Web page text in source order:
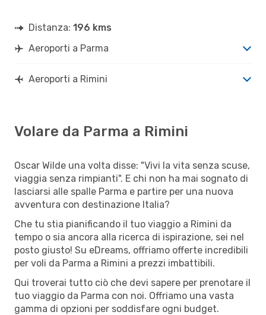
Distanza: 196 kms
Aeroporti a Parma
Aeroporti a Rimini
Volare da Parma a Rimini
Oscar Wilde una volta disse: "Vivi la vita senza scuse,
viaggia senza rimpianti". E chi non ha mai sognato di
lasciarsi alle spalle Parma e partire per una nuova
avventura con destinazione Italia?
Che tu stia pianificando il tuo viaggio a Rimini da
tempo o sia ancora alla ricerca di ispirazione, sei nel
posto giusto! Su eDreams, offriamo offerte incredibili
per voli da Parma a Rimini a prezzi imbattibili.
Qui troverai tutto ciò che devi sapere per prenotare il
tuo viaggio da Parma con noi. Offriamo una vasta
gamma di opzioni per soddisfare ogni budget.